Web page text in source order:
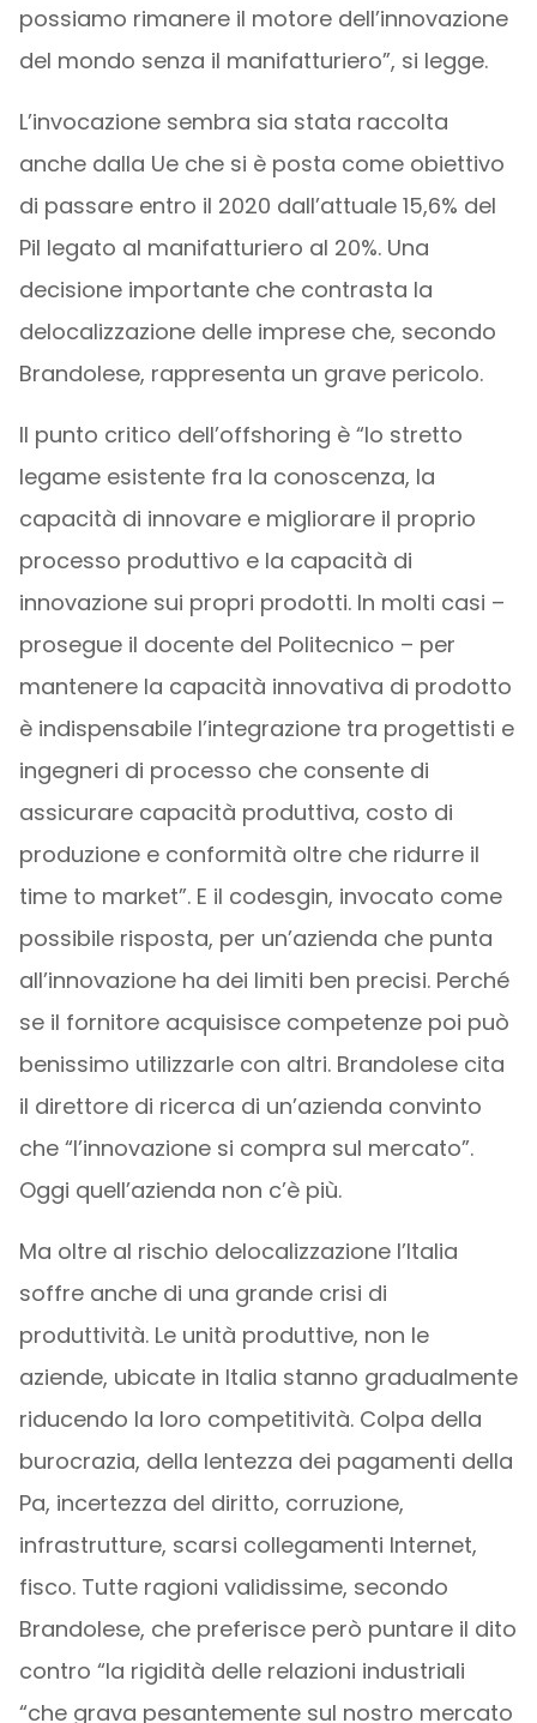
possiamo rimanere il motore dell’innovazione
del mondo senza il manifatturiero”, si legge.
L’invocazione sembra sia stata raccolta
anche dalla Ue che si è posta come obiettivo
di passare entro il 2020 dall’attuale 15,6% del
Pil legato al manifatturiero al 20%. Una
decisione importante che contrasta la
delocalizzazione delle imprese che, secondo
Brandolese, rappresenta un grave pericolo.
Il punto critico dell’offshoring è “lo stretto
legame esistente fra la conoscenza, la
capacità di innovare e migliorare il proprio
processo produttivo e la capacità di
innovazione sui propri prodotti. In molti casi –
prosegue il docente del Politecnico – per
mantenere la capacità innovativa di prodotto
è indispensabile l’integrazione tra progettisti e
ingegneri di processo che consente di
assicurare capacità produttiva, costo di
produzione e conformità oltre che ridurre il
time to market”. E il codesgin, invocato come
possibile risposta, per un’azienda che punta
all’innovazione ha dei limiti ben precisi. Perché
se il fornitore acquisisce competenze poi può
benissimo utilizzarle con altri. Brandolese cita
il direttore di ricerca di un’azienda convinto
che “l’innovazione si compra sul mercato”.
Oggi quell’azienda non c’è più.
Ma oltre al rischio delocalizzazione l’Italia
soffre anche di una grande crisi di
produttività. Le unità produttive, non le
aziende, ubicate in Italia stanno gradualmente
riducendo la loro competitività. Colpa della
burocrazia, della lentezza dei pagamenti della
Pa, incertezza del diritto, corruzione,
infrastrutture, scarsi collegamenti Internet,
fisco. Tutte ragioni validissime, secondo
Brandolese, che preferisce però puntare il dito
contro “la rigidità delle relazioni industriali
“che grava pesantemente sul nostro mercato